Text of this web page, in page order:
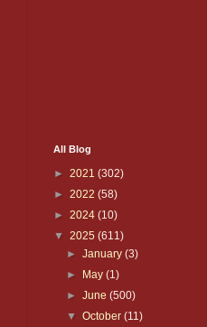
All Blog
► 2021 (302)
► 2022 (58)
► 2024 (10)
▼ 2025 (611)
►January(3)
►
May(1)
►June(500)
▼October(11)